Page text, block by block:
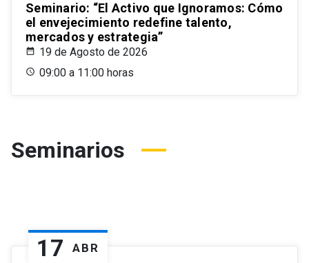
Seminario: “El Activo que Ignoramos: Cómo
el envejecimiento redefine talento,
mercados y estrategia”
19 de Agosto de 2026
09:00 a 11:00 horas
Seminarios
17 ABR